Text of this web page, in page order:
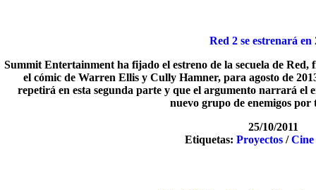
Red 2 se estrenará en
Summit Entertainment ha fijado el estreno de la secuela de
el cómic de Warren Ellis y Cully Hamner, para agosto de
repetirá en esta segunda parte y que el argumento narrará el
nuevo grupo de enemigos
25/10/2011
Etiquetas: Proyectos /Cine